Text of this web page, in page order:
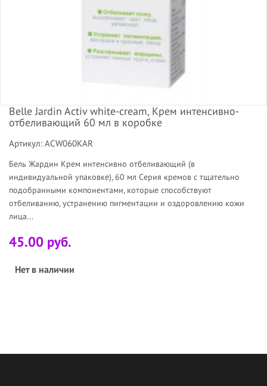
Belle Jardin Activ white-сreаm, Крем интенсивно-
отбеливающий 60 мл в коробке
Артикул: ACW060KAR
Бель Жардин Крем интенсивно отбеливающий (в
индивидуальной упаковке), 60 мл Серия кремов с тщательно
подобранными компонентами, которые способствуют
отбеливанию, устранению пигментации и оздоровлению кожи
лица...
45.00 руб.
Нет в наличии